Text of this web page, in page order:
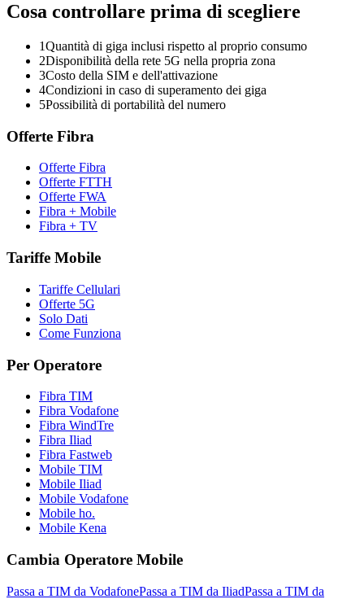
Cosa controllare prima di scegliere
1Quantità di giga inclusi rispetto al proprio consumo
2Disponibilità della rete 5G nella propria zona
3Costo della SIM e dell'attivazione
4Condizioni in caso di superamento dei giga
5Possibilità di portabilità del numero
Offerte Fibra
Offerte Fibra
Offerte FTTH
Offerte FWA
Fibra + Mobile
Fibra + TV
Tariffe Mobile
Tariffe Cellulari
Offerte 5G
Solo Dati
Come Funziona
Per Operatore
Fibra TIM
Fibra Vodafone
Fibra WindTre
Fibra Iliad
Fibra Fastweb
Mobile TIM
Mobile Iliad
Mobile Vodafone
Mobile ho.
Mobile Kena
Cambia Operatore Mobile
Passa a TIM da VodafonePassa a TIM da IliadPassa a TIM da